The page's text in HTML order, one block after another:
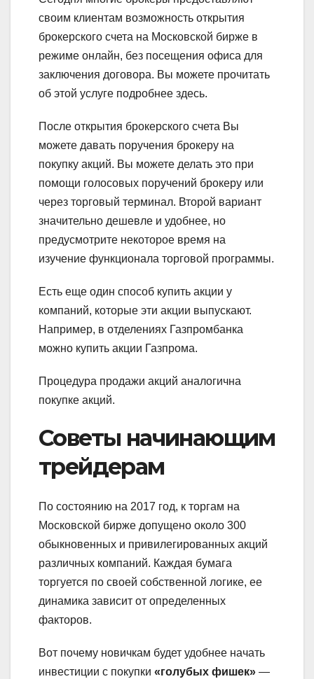
своим клиентам возможность открытия
брокерского счета на Московской бирже в
режиме онлайн, без посещения офиса для
заключения договора. Вы можете прочитать
об этой услуге подробнее здесь.
После открытия брокерского счета Вы
можете давать поручения брокеру на
покупку акций. Вы можете делать это при
помощи голосовых поручений брокеру или
через торговый терминал. Второй вариант
значительно дешевле и удобнее, но
предусмотрите некоторое время на
изучение функционала торговой программы.
Есть еще один способ купить акции у
компаний, которые эти акции выпускают.
Например, в отделениях Газпромбанка
можно купить акции Газпрома.
Процедура продажи акций аналогична
покупке акций.
Советы начинающим
трейдерам
По состоянию на 2017 год, к торгам на
Московской бирже допущено около 300
обыкновенных и привилегированных акций
различных компаний. Каждая бумага
торгуется по своей собственной логике, ее
динамика зависит от определенных
факторов.
Вот почему новичкам будет удобнее начать
инвестиции с покупки «голубых фишек» —